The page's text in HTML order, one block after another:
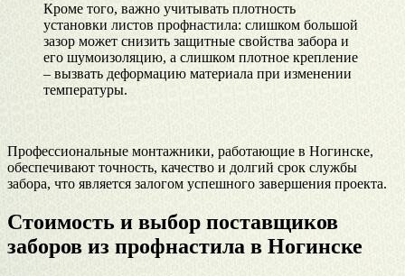
Кроме того, важно учитывать плотность
установки листов профнастила: слишком большой
зазор может снизить защитные свойства забора и
его шумоизоляцию, а слишком плотное крепление
– вызвать деформацию материала при изменении
температуры.
Профессиональные монтажники, работающие в Ногинске,
обеспечивают точность, качество и долгий срок службы
забора, что является залогом успешного завершения проекта.
Стоимость и выбор поставщиков
заборов из профнастила в Ногинске